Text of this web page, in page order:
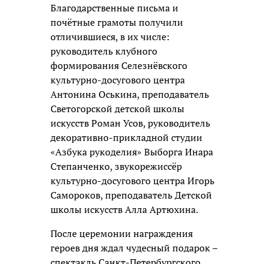
Благодарственные письма и
почётные грамоты получили
отличившиеся, в их числе:
руководитель клубного
формирования Селезнёвского
культурно-досугового центра
Антонина Оськина, преподаватель
Светогорской детской школы
искусств Роман Усов, руководитель
декоративно-прикладной студии
«Азбука рукоделия» Выборга Инара
Степанченко, звукорежиссёр
культурно-досугового центра Игорь
Самороков, преподаватель Детской
школы искусств Алла Артюхина.
После церемонии награждения
героев дня ждал чудесный подарок –